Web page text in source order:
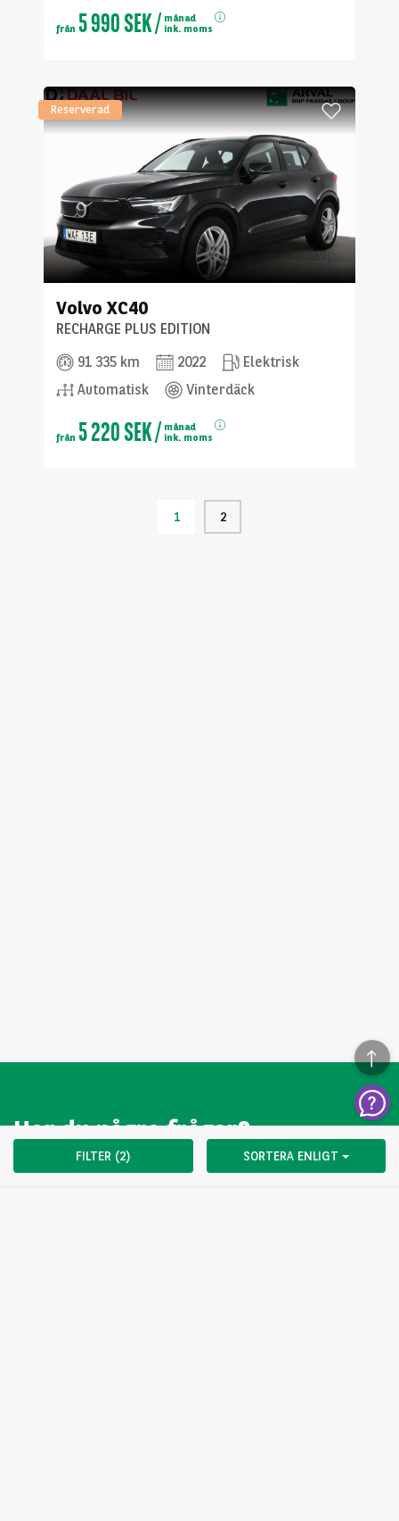
FILTER (2) SORTERA ENLIGT
från 5 990 SEK/ månad
ink. moms
Reserverad
Volvo XC40
RECHARGE PLUS EDITION
91 335 km
2022
Elektrisk
Automatisk
Vinterdäck
från 5 220 SEK/ månad
ink. moms
1 2
Har du några frågor?
Vi har öppet: